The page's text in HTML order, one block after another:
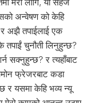
अन्वेषण को केहि
अझै तपाईलाई एक
तपाईं चुनौती लिनुहुन्छ?
सक्नुहुन्छ? र त्यहाँबाट
फ्रेजरबाट कडा
र यसमा केहि भव्य न्यू